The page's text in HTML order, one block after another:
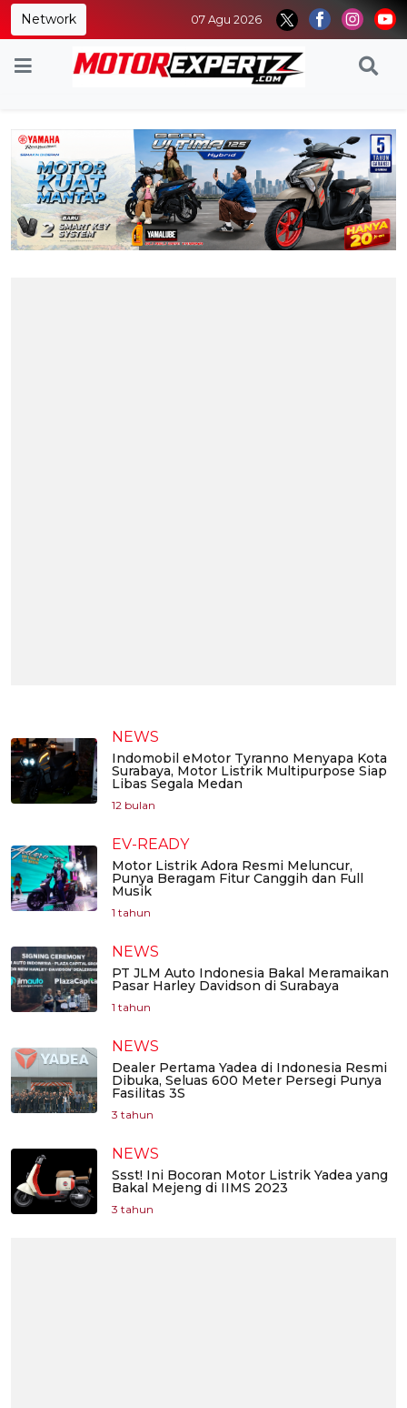
Network 07 Agu 2026
NEWS
Indomobil eMotor Tyranno Menyapa Kota
Surabaya, Motor Listrik Multipurpose Siap
Libas Segala Medan
12 bulan
EV-READY
Motor Listrik Adora Resmi Meluncur,
Punya Beragam Fitur Canggih dan Full
Musik
1 tahun
NEWS
PT JLM Auto Indonesia Bakal Meramaikan
Pasar Harley Davidson di Surabaya
1 tahun
NEWS
Dealer Pertama Yadea di Indonesia Resmi
Dibuka, Seluas 600 Meter Persegi Punya
Fasilitas 3S
3 tahun
NEWS
Ssst! Ini Bocoran Motor Listrik Yadea yang
Bakal Mejeng di IIMS 2023
3 tahun